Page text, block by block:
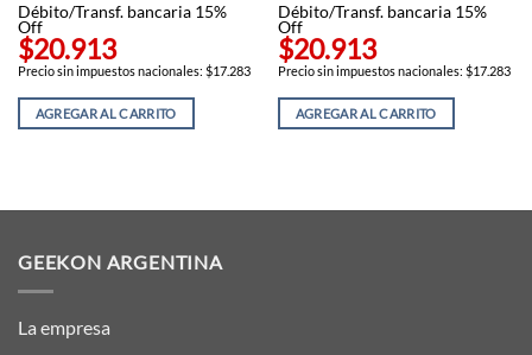
Débito/Transf. bancaria 15%
Off
$20.913
Precio sin impuestos nacionales: $17.283
AGREGAR AL CARRITO
Débito/Transf. bancaria 15%
Off
$20.913
Precio sin impuestos nacionales: $17.283
AGREGAR AL CARRITO
GEEKON ARGENTINA
La empresa